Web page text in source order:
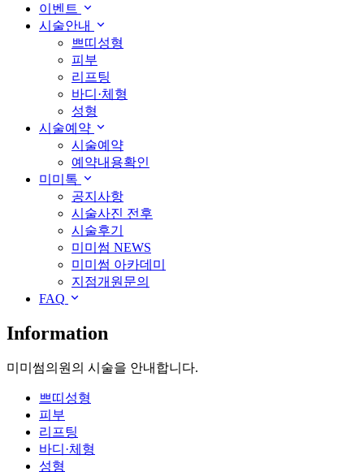
이벤트
시술안내
쁘띠성형
피부
리프팅
바디·체형
성형
시술예약
시술예약
예약내용확인
미미톡
공지사항
시술사진 전후
시술후기
미미썸 NEWS
미미썸 아카데미
지점개원문의
FAQ
Information
미미썸의원의 시술을 안내합니다.
쁘띠성형
피부
리프팅
바디·체형
성형